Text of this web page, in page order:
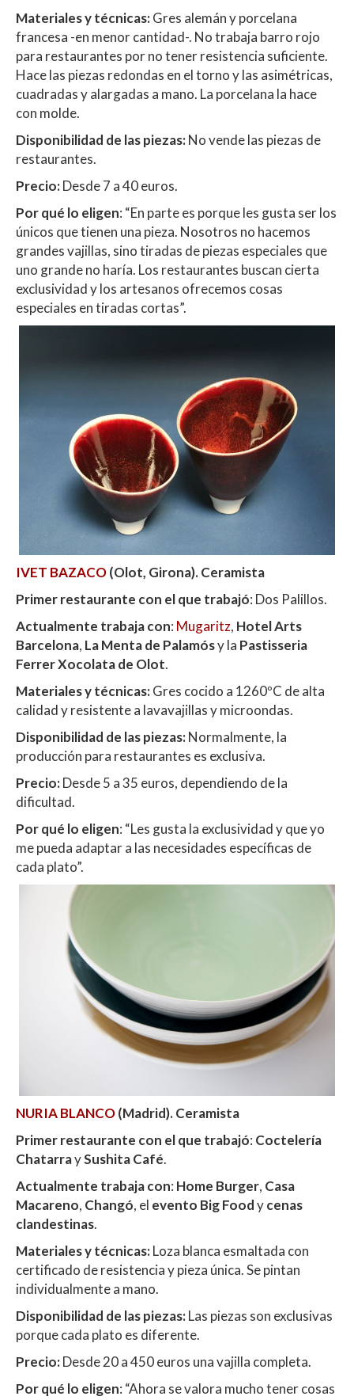
Materiales y técnicas:Gres alemán y porcelana
francesa -en menor cantidad-. No trabaja barro rojo
para restaurantes por no tener resistencia suficiente.
Hace las piezas redondas en el torno y las asimétricas,
cuadradas y alargadas a mano. La porcelana la hace
con molde.
Disponibilidad de las piezas:No vende las piezas de
restaurantes.
Precio:Desde 7 a 40 euros.
Por qué lo eligen: “En parte es porque les gusta ser los
únicos que tienen una pieza. Nosotros no hacemos
grandes vajillas, sino tiradas de piezas especiales que
uno grande no haría. Los restaurantes buscan cierta
exclusividad y los artesanos ofrecemos cosas
especiales en tiradas cortas”.
IVET BAZACO(Olot, Girona). Ceramista
Primer restaurante con el que trabajó: Dos Palillos.
Actualmente trabaja con: Mugaritz, Hotel Arts
Barcelona, La Menta de Palamósy la Pastisseria
Ferrer Xocolata de Olot.
Materiales y técnicas:Gres cocido a 1260ºC de alta
calidad y resistente a lavavajillas y microondas.
Disponibilidad de las piezas:Normalmente, la
producción para restaurantes es exclusiva.
Precio:Desde 5 a 35 euros, dependiendo de la
dificultad.
Por qué lo eligen: “Les gusta la exclusividad y que yo
me pueda adaptar a las necesidades específicas de
cada plato”.
NURIA BLANCO(Madrid). Ceramista
Primer restaurante con el que trabajó: Coctelería
ChatarraySushita Café.
Actualmente trabaja con: Home Burger, Casa
Macareno, Changó, el evento Big Foodycenas
clandestinas.
Materiales y técnicas:Loza blanca esmaltada con
certificado de resistencia y pieza única. Se pintan
individualmente a mano.
Disponibilidad de las piezas:Las piezas son exclusivas
porque cada plato es diferente.
Precio:Desde 20 a 450 euros una vajilla completa.
Por qué lo eligen: “Ahora se valora mucho tener cosas